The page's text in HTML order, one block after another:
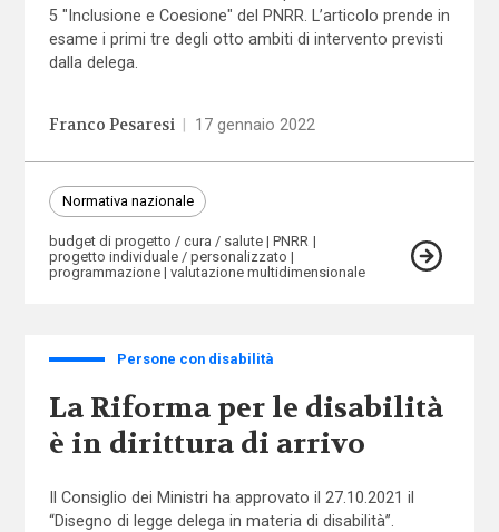
5 "Inclusione e Coesione" del PNRR. L’articolo prende in
esame i primi tre degli otto ambiti di intervento previsti
dalla delega.
Franco Pesaresi 17 gennaio 2022
Normativa nazionale
budget di progetto / cura / salute
PNRR
progetto individuale / personalizzato
programmazione
valutazione multidimensionale
Persone con disabilità
La Riforma per le disabilità
è in dirittura di arrivo
Il Consiglio dei Ministri ha approvato il 27.10.2021 il
“Disegno di legge delega in materia di disabilità”.